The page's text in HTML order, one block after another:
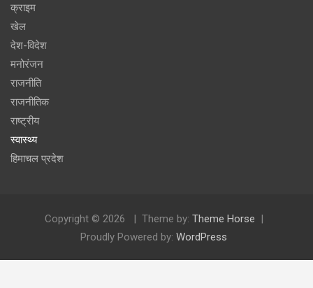
क्राइम
खेल
देश-विदेश
मनोरंजन
राजनीति
राजनीतिक
राष्ट्रीय
स्वास्थ्य
हिमाचल प्रदेश
Copyright © 2026 Theme by: Theme Horse
Proudly Powered by: WordPress